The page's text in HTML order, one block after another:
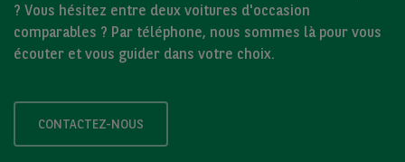
? Vous hésitez entre deux voitures d'occasion
comparables ? Par téléphone, nous sommes là pour vous
écouter et vous guider dans votre choix.
CONTACTEZ-NOUS